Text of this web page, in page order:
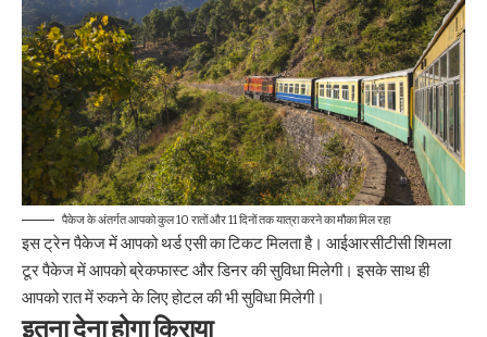
पैकेज के अंतर्गत आपको कुल 10 रातों और 11 दिनों तक यात्रा करने का मौका मिल रहा
इस ट्रेन पैकेज में आपको थर्ड एसी का टिकट मिलता है। आईआरसीटीसी शिमला
टूर पैकेज में आपको ब्रेकफास्ट और डिनर की सुविधा मिलेगी। इसके साथ ही
आपको रात में रुकने के लिए होटल की भी सुविधा मिलेगी।
इतना देना होगा किराया